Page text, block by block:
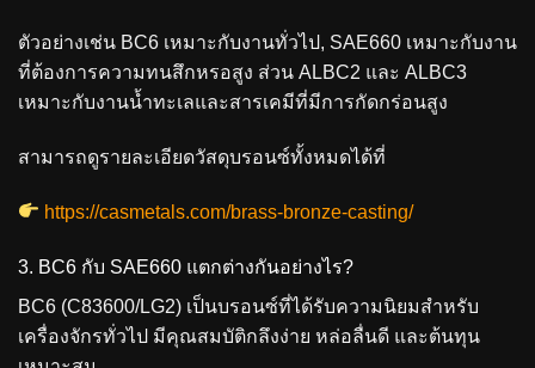
ตัวอย่างเช่น BC6 เหมาะกับงานทั่วไป, SAE660 เหมาะกับงาน
ที่ต้องการความทนสึกหรอสูง ส่วน ALBC2 และ ALBC3
เหมาะกับงานน้ำทะเลและสารเคมีที่มีการกัดกร่อนสูง
สามารถดูรายละเอียดวัสดุบรอนซ์ทั้งหมดได้ที่
https://casmetals.com/brass-bronze-casting/
3. BC6 กับ SAE660 แตกต่างกันอย่างไร?
BC6 (C83600/LG2) เป็นบรอนซ์ที่ได้รับความนิยมสำหรับ
เครื่องจักรทั่วไป มีคุณสมบัติกลึงง่าย หล่อลื่นดี และต้นทุน